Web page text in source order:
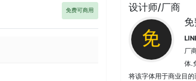
免费可商用
设计师/厂商
厂
体.
将该字体用于商业目